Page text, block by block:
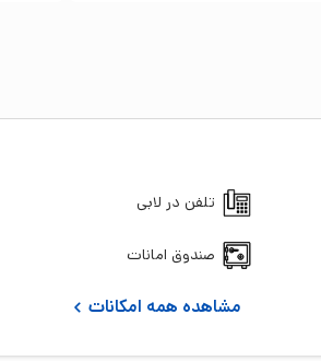
تلفن در لابی
صندوق امانات
مشاهده همه امکانات